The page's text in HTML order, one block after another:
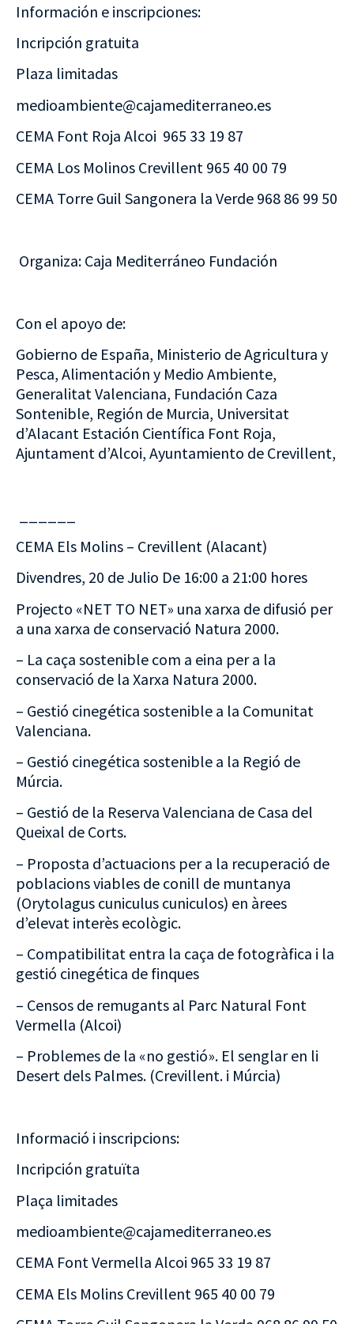
Información e inscripciones:
Incripción gratuita
Plaza limitadas
medioambiente@cajamediterraneo.es
CEMA Font Roja Alcoi 965 33 19 87
CEMA Los Molinos Crevillent 965 40 00 79
CEMA Torre Guil Sangonera la Verde 968 86 99 50
Organiza: Caja Mediterráneo Fundación
Con el apoyo de:
Gobierno de España, Ministerio de Agricultura y
Pesca, Alimentación y Medio Ambiente,
Generalitat Valenciana, Fundación Caza
Sontenible, Región de Murcia, Universitat
d’Alacant Estación Científica Font Roja,
Ajuntament d’Alcoi, Ayuntamiento de Crevillent,
CEMA Els Molins – Crevillent (Alacant)
Divendres, 20 de Julio De 16:00 a 21:00 hores
Projecto «NET TO NET» una xarxa de difusió per
a una xarxa de conservació Natura 2000.
– La caça sostenible com a eina per a la
conservació de la Xarxa Natura 2000.
– Gestió cinegética sostenible a la Comunitat
Valenciana.
– Gestió cinegética sostenible a la Regió de
Múrcia.
– Gestió de la Reserva Valenciana de Casa del
Queixal de Corts.
– Proposta d’actuacions per a la recuperació de
poblacions viables de conill de muntanya
(Orytolagus cuniculus cuniculos) en àrees
d’elevat interès ecològic.
– Compatibilitat entra la caça de fotogràfica i la
gestió cinegética de finques
– Censos de remugants al Parc Natural Font
Vermella (Alcoi)
– Problemes de la «no gestió». El senglar en li
Desert dels Palmes. (Crevillent. i Múrcia)
Informació i inscripcions:
Incripción gratuïta
Plaça limitades
medioambiente@cajamediterraneo.es
CEMA Font Vermella Alcoi 965 33 19 87
CEMA Els Molins Crevillent 965 40 00 79